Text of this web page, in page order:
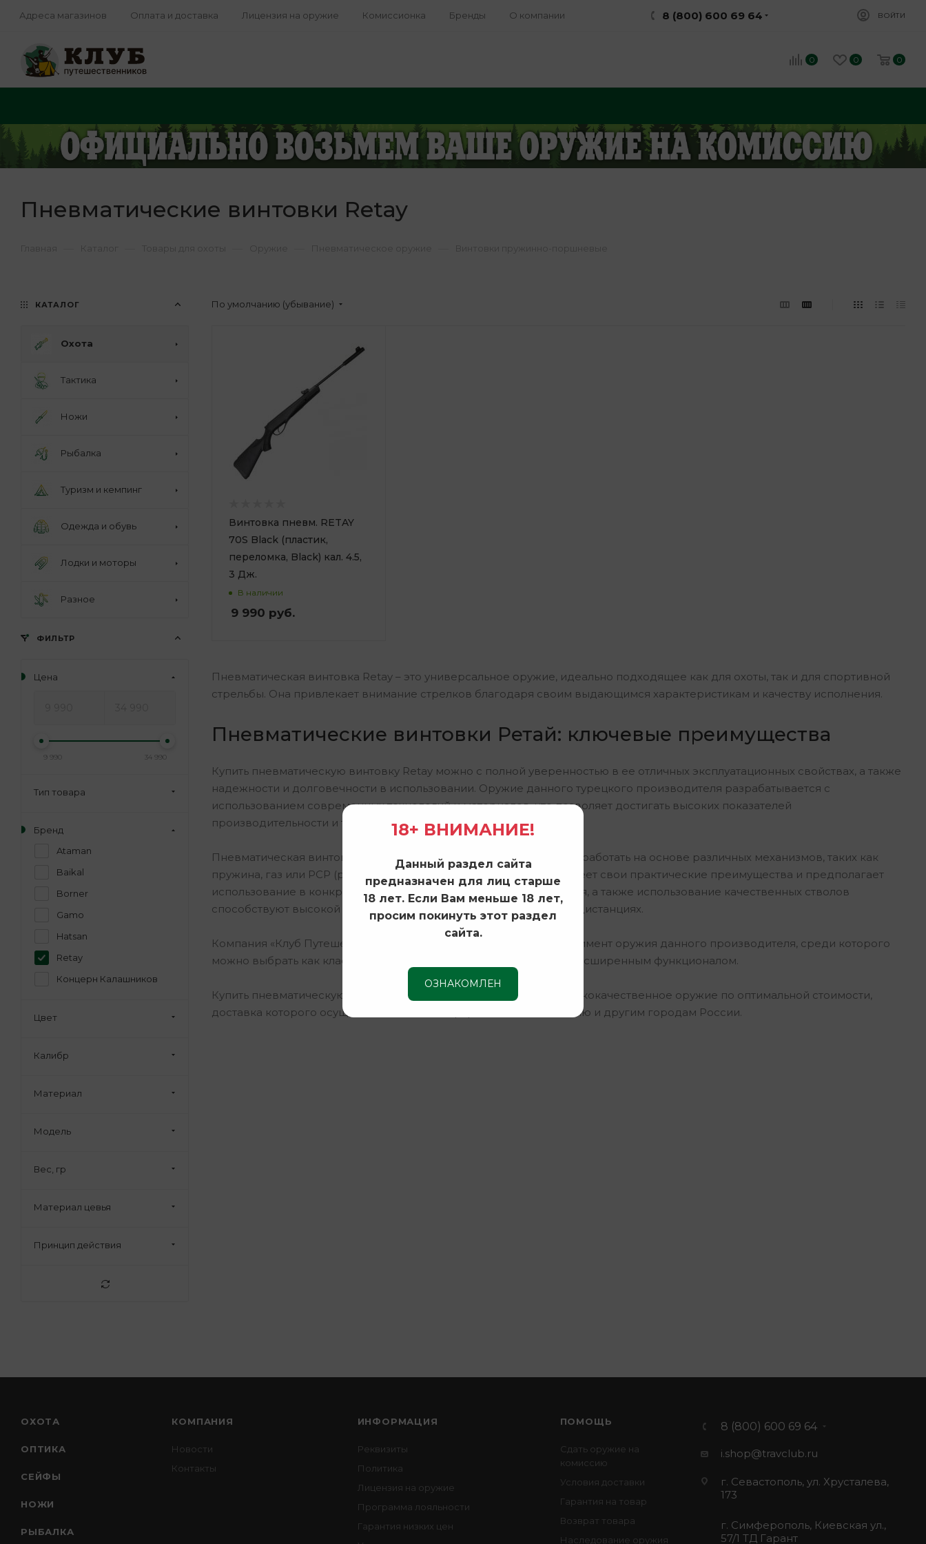
Адреса магазинов Оплата и доставка Лицензия на оружие Комиссионка Бренды О компании 8 (800) 600 69 64 ВОЙТИ
0 0 0
Пневматические винтовки Retay
По умолчанию (убывание)
Винтовка пневм. RETAY
70S Black (пластик,
переломка, Black) кал. 4.5,
3 Дж.
В наличии
9 990 руб.
Пневматическая винтовка Retay – это универсальное оружие, идеально подходящее как для охоты, так и для спортивной
стрельбы. Она привлекает внимание стрелков благодаря своим выдающимся характеристикам и качеству исполнения.
Пневматические винтовки Ретай: ключевые преимущества
Купить пневматическую винтовку Retay можно с полной уверенностью в ее отличных эксплуатационных свойствах, а также
надежности и долговечности в использовании. Оружие данного турецкого производителя разрабатывается с
использованием современных технологий и материалов, что позволяет достигать высоких показателей
производительности и точности стрельбы.
Пневматическая винтовка Retay, в зависимости от модели, может работать на основе различных механизмов, таких как
пружина, газ или PCP (pressurized air). Каждое из этих решений имеет свои практические преимущества и предполагает
использование в конкретных ситуациях. Идеальный баланс оружия, а также использование качественных стволов
способствуют высокой точности стрельбы даже на значительных дистанциях.
Компания «Клуб Путешественников» предлагает широкий ассортимент оружия данного производителя, среди которого
можно выбрать как классическую, так и современную модель с расширенным функционалом.
Купить пневматическую винтовку Retay – значит приобрести высококачественное оружие по оптимальной стоимости,
доставка которого осуществляется по Симферополю, Севастополю и другим городам России.
КАТАЛОГ
Охота
Тактика
Ножи
Рыбалка
Туризм и кемпинг
Одежда и обувь
Лодки и моторы
Разное
ФИЛЬТР
Цена
9 990 34 990
Тип товара
Бренд
Ataman
Baikal
Borner
Gamo
Hatsan
Retay
Концерн Калашников
Цвет
Калибр
Материал
Модель
Вес, гр
Материал цевья
Принцип действия
ОХОТА
ОПТИКА
СЕЙФЫ
НОЖИ
РЫБАЛКА
КОМПАНИЯ
Новости
Контакты
ИНФОРМАЦИЯ
Реквизиты
Политика
Лицензия на оружие
Программа лояльности
Гарантия низких цен
ПОМОЩЬ
Сдать оружие на
комиссию
Условия доставки
Гарантия на товар
Возврат товара
Наследование оружия
8 (800) 600 69 64
i.shop@travclub.ru
г. Севастополь, ул. Хрусталева,
173
г. Симферополь, Киевская ул.,
57/1 ТД Гарант
18+ ВНИМАНИЕ!
Данный раздел сайта
предназначен для лиц старше
18 лет. Если Вам меньше 18 лет,
просим покинуть этот раздел
сайта.
ОЗНАКОМЛЕН